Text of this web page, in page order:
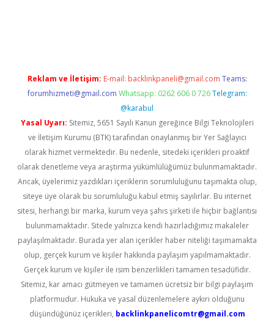
Reklam ve İletişim: E-mail: backlinkpaneli@gmail.com Teams:
forumhizmeti@gmail.com Whatsapp: 0262 606 0 726 Telegram:
@karabul
Yasal Uyarı: Sitemiz, 5651 Sayılı Kanun gereğince Bilgi Teknolojileri
ve İletişim Kurumu (BTK) tarafından onaylanmış bir Yer Sağlayıcı
olarak hizmet vermektedir. Bu nedenle, sitedeki içerikleri proaktif
olarak denetleme veya araştırma yükümlülüğümüz bulunmamaktadır.
Ancak, üyelerimiz yazdıkları içeriklerin sorumluluğunu taşımakta olup,
siteye üye olarak bu sorumluluğu kabul etmiş sayılırlar. Bu internet
sitesi, herhangi bir marka, kurum veya şahıs şirketi ile hiçbir bağlantısı
bulunmamaktadır. Sitede yalnızca kendi hazırladığımız makaleler
paylaşılmaktadır. Burada yer alan içerikler haber niteliği taşımamakta
olup, gerçek kurum ve kişiler hakkında paylaşım yapılmamaktadır.
Gerçek kurum ve kişiler ile isim benzerlikleri tamamen tesadüfidir.
Sitemiz, kar amacı gütmeyen ve tamamen ücretsiz bir bilgi paylaşım
platformudur. Hukuka ve yasal düzenlemelere aykırı olduğunu
düşündüğünüz içerikleri, backlinkpanelicomtr@gmail.com